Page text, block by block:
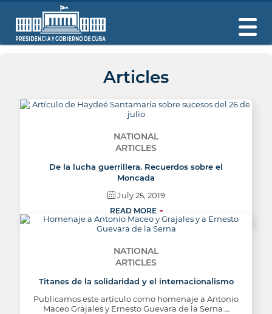
Articles
NATIONAL
ARTICLES
De la lucha guerrillera. Recuerdos sobre el
Moncada
July 25, 2019
READ MORE
NATIONAL
ARTICLES
Titanes de la solidaridad y el internacionalismo
Publicamos este artículo como homenaje a Antonio
Maceo Grajales y Ernesto Guevara de la Serna …